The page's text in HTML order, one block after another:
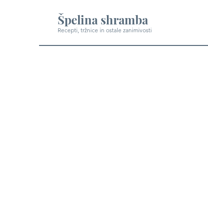
Špelina shramba
Recepti, tržnice in ostale zanimivosti